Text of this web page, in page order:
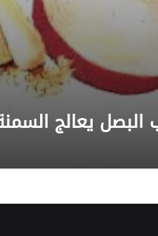
البصل يعالج